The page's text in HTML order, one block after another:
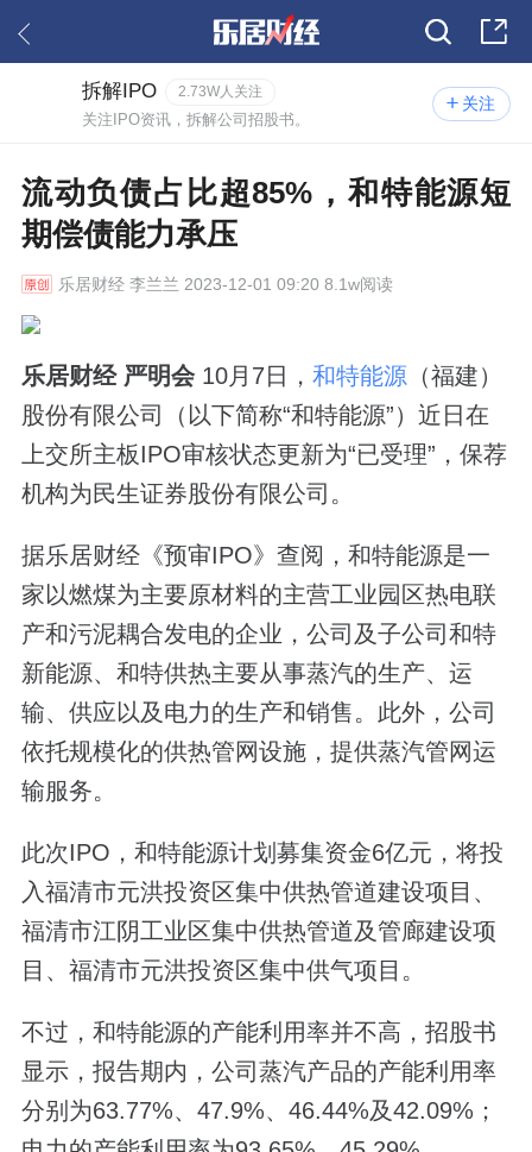
关注
拆解IPO 2.73W人关注
关注IPO资讯，拆解公司招股书。
流动负债占比超85%，和特能源短
期偿债能力承压
乐居财经李兰兰 2023-12-01 09:20 8.1w阅读
乐居财经 严明会10月7日， 和特能源 （福建）
股份有限公司（以下简称“和特能源”）近日在
上交所主板IPO审核状态更新为“已受理”，保荐
机构为民生证券股份有限公司。
据乐居财经《预审IPO》查阅，和特能源是一
家以燃煤为主要原材料的主营工业园区热电联
产和污泥耦合发电的企业，公司及子公司和特
新能源、和特供热主要从事蒸汽的生产、运
输、供应以及电力的生产和销售。此外，公司
依托规模化的供热管网设施，提供蒸汽管网运
输服务。
此次IPO，和特能源计划募集资金6亿元，将投
入福清市元洪投资区集中供热管道建设项目、
福清市江阴工业区集中供热管道及管廊建设项
目、福清市元洪投资区集中供气项目。
不过，和特能源的产能利用率并不高，招股书
显示，报告期内，公司蒸汽产品的产能利用率
分别为63.77%、47.9%、46.44%及42.09%；